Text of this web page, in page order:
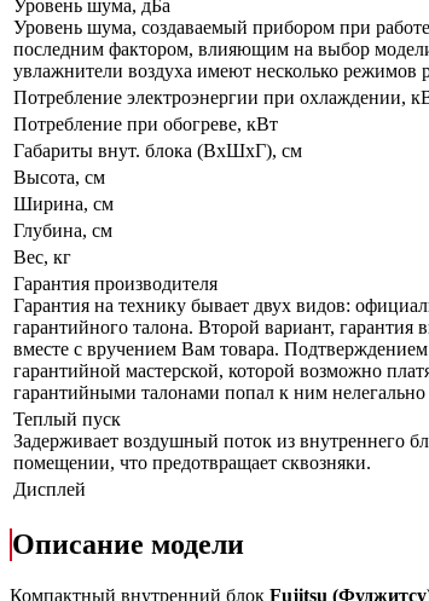
Уровень шума, дБа
Уровень шума, создаваемый прибором при
последним фактором, влияющим на выбор
увлажнители воздуха имеют несколько
Потребление электроэнергии при охлаждении,
Потребление при обогреве, кВт
Габариты внут. блока (ВхШхГ), см
Высота, см
Ширина, см
Глубина, см
Вес, кг
Гарантия производителя
Гарантия на технику бывает двух видов:
гарантийного талона. Второй вариант, гарантия
вместе с вручением Вам товара.
гарантийной мастерской, которой возможно
гарантийными талонами попал к ним нелегально
Теплый пуск
Задерживает воздушный поток из внутреннего
помещении, что предотвращает сквозняки.
Дисплей
Описание модели
Компактный внутренний блок Fujitsu